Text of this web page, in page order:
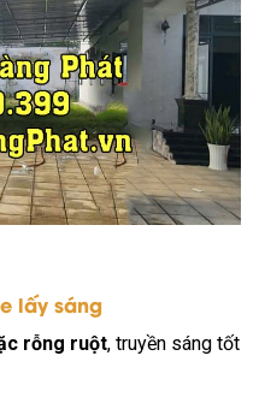
lấy sáng
rỗng ruột, truyền sáng tốt